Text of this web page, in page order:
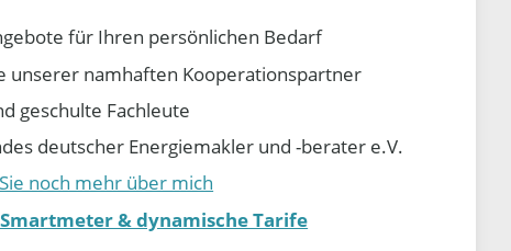
für Ihren persönlichen Bedarf
unserer namhaften Kooperationspartner
geschulte Fachleute
deutscher Energiemakler und -berater e.V.
noch mehr über mich
& dynamische Tarife